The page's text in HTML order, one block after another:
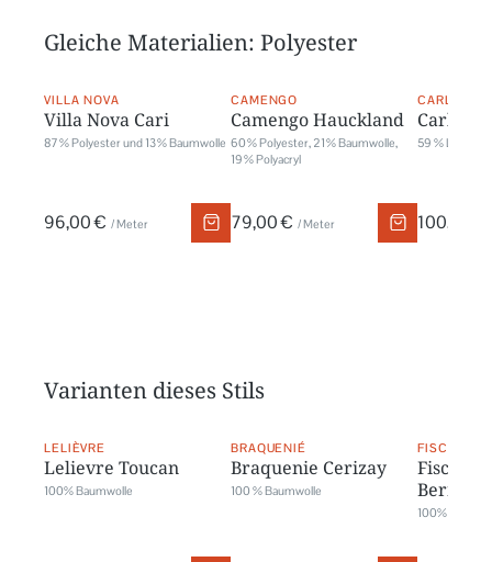
Gleiche Materialien: Polyester
VILLA NOVA
Villa Nova Cari
87 % Polyester und 13 % Baumwolle
96,00 € / Meter
CAMENGO
Camengo Hauckland
60 % Polyester, 21 % Baumwolle,
19 % Polyacryl
79,00 € / Meter
CARLUCCI
Carlucci
59 % Leinen,
100,00 €
Varianten dieses Stils
LELIÈVRE
Lelievre Toucan
100% Baumwolle
BRAQUENIÉ
Braquenie Cerizay
100 % Baumwolle
100% Leinen